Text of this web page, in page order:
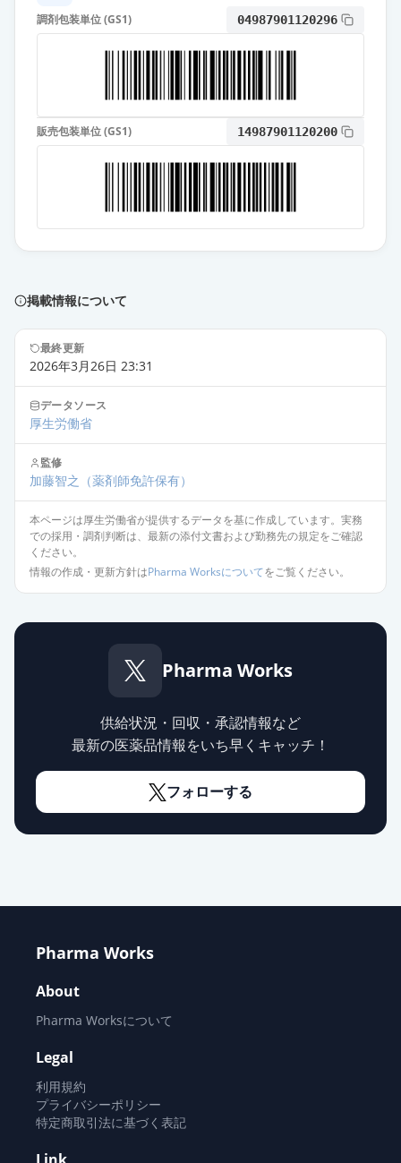
調剤包装単位 (GS1) 04987901120296
販売包装単位 (GS1) 14987901120200
掲載情報について
最終更新
2026年3月26日 23:31
データソース
厚生労働省
監修
加藤智之 （薬剤師免許保有）
本ページは厚生労働省が提供するデータを基に作成しています。実務
での採用・調剤判断は、最新の添付文書および勤務先の規定をご確認
ください。
情報の作成・更新方針はPharma Worksについてをご覧ください。
Pharma Works
供給状況・回収・承認情報など
最新の医薬品情報をいち早くキャッチ！
フォローする
Pharma Works
About
Pharma Worksについて
Legal
利用規約
プライバシーポリシー
特定商取引法に基づく表記